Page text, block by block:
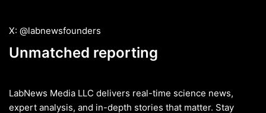
X: @labnewsfounders
Unmatched reporting
LabNews Media LLC delivers real-time science news,
expert analysis, and in-depth stories that matter. Stay